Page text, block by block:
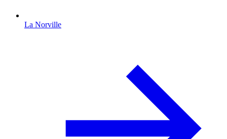
La Norville